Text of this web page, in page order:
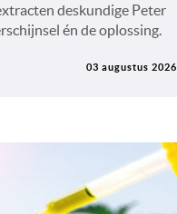
deskundige Peter
én de oplossing.
03 augustus 2026